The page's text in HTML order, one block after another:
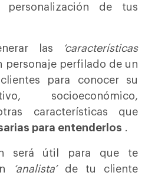
de tus
las
‘características
personaje perfilado de un
para conocer su
socioeconómico,
características que
para entenderlos .
será útil para que te
‘analista’de tu cliente